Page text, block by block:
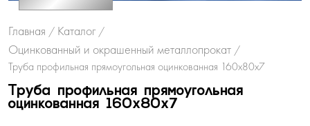
Главная / Каталог /
Оцинкованный и окрашенный металлопрокат /
Труба профильная прямоугольная оцинкованная 160х80х7
Труба профильная прямоугольная
оцинкованная 160х80х7